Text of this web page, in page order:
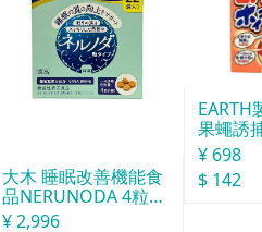
大木 睡眠改善機能食
品NERUNODA 4粒22
袋
¥ 2,996
EARTH
果蠅誘
¥ 698
$ 142